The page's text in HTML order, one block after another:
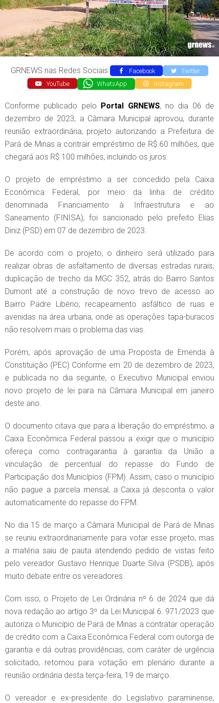
GRNEWS nas Redes Sociais Facebook
Twitter
YouTube
WhatsApp Instagram
Conforme publicado pelo Portal GRNEWS, no dia 06 de
dezembro de 2023, a Câmara Municipal aprovou, durante
reunião extraordinária, projeto autorizando a Prefeitura de
Pará de Minas a contrair empréstimo de R$ 60 milhões, que
chegará aos R$ 100 milhões, incluindo os juros.
O projeto de empréstimo a ser concedido pela Caixa
Econômica Federal, por meio da linha de crédito
denominada Financiamento à Infraestrutura e ao
Saneamento (FINISA), foi sancionado pelo prefeito Elias
Diniz (PSD) em 07 de dezembro de 2023.
De acordo com o projeto, o dinheiro será utilizado para
realizar obras de asfaltamento de diversas estradas rurais;
duplicação de trecho da MGC 352, atrás do Bairro Santos
Dumont até a construção de novo trevo de acesso ao
Bairro Padre Libério; recapeamento asfáltico de ruas e
avenidas na área urbana, onde as operações tapa-buracos
não resolvem mais o problema das vias.
Porém, após aprovação de uma Proposta de Emenda à
Constituição (PEC) Conforme em 20 de dezembro de 2023,
e publicada no dia seguinte, o Executivo Municipal enviou
novo projeto de lei para na Câmara Municipal em janeiro
deste ano.
O documento citava que para a liberação do empréstimo, a
Caixa Econômica Federal passou a exigir que o município
ofereça como contragarantia à garantia da União a
vinculação de percentual do repasse do Fundo de
Participação dos Municípios (FPM). Assim, caso o município
não pague a parcela mensal, a Caixa já desconta o valor
automaticamente do repasse do FPM.
No dia 15 de março a Câmara Municipal de Pará de Minas
se reuniu extraordinariamente para votar esse projeto, mas
a matéria saiu de pauta atendendo pedido de vistas feito
pelo vereador Gustavo Henrique Duarte Silva (PSDB), após
muito debate entre os vereadores.
Com isso, o Projeto de Lei Ordinária nº 6 de 2024 que dá
nova redação ao artigo 3º da Lei Municipal 6. 971/2023 que
autoriza o Município de Pará de Minas a contratar operação
de crédito com a Caixa Econômica Federal com outorga de
garantia e dá outras providências, com caráter de urgência
solicitado, retornou para votação em plenário durante a
reunião ordinária desta terça-feira, 19 de março.
O vereador e ex-presidente do Legislativo paraminense,